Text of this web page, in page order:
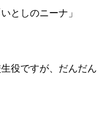
としのニーナ」
役ですが、だんだん